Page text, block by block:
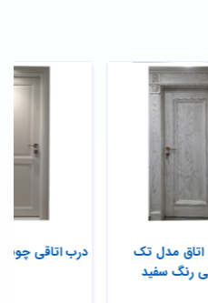
درب داخلی اتاق مدل تک
قاب تسبیحی رنگ سفید